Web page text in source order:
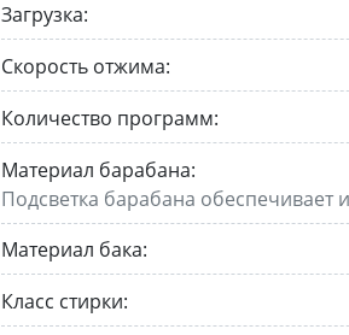
Загрузка:
Скорость отжима:
Количество программ:
Материал барабана:
Под­свет­ка бара­бана обеспечивает
Материал бака:
Класс стирки: